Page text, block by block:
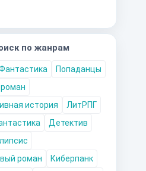
по жанрам
Попаданцы
история
ЛитРПГ
Детектив
роман
Киберпанк